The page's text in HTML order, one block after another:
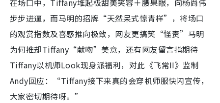
在场口中，Tiffany堆起极甜美笑容＋腰果眼，向杨尚伟
步步进逼，而马明的招牌“天然呆式惊青样”，将场口
的观赏指数及喜感推向极致，网友更搞笑“怪责”马明
为何推却Tiffany“献吻”美意，还有网友留言指期待
Tiffany以机师Look现身派福利，对此《飞常II》监制
Andy回应：“Tiffany接下来真的会穿机师服快闪宣传，
大家密切期待呀。”